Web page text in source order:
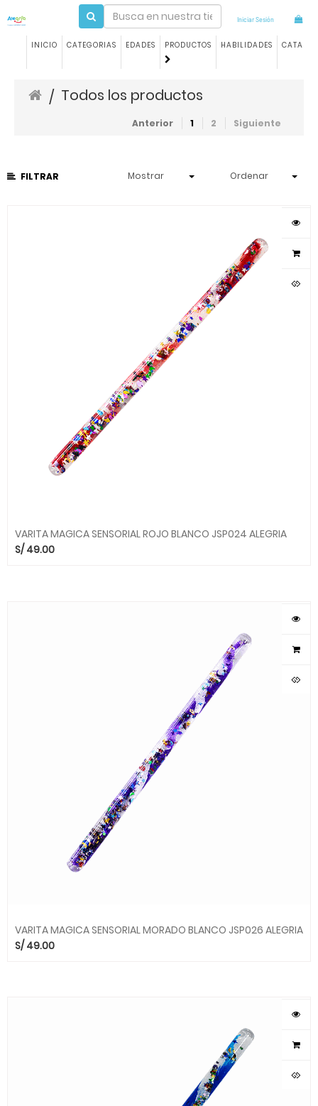
Iniciar Sesión
INICIO CATEGORIAS EDADES PRODUCTOS HABILIDADES
/ Todos los productos
Anterior 1 2 Siguiente
FILTRAR Mostrar Ordenar
VARITA MAGICA SENSORIAL ROJO BLANCO JSP024 ALEGRIA
S/ 49.00
VARITA MAGICA SENSORIAL MORADO BLANCO JSP026 ALEGRIA
S/ 49.00